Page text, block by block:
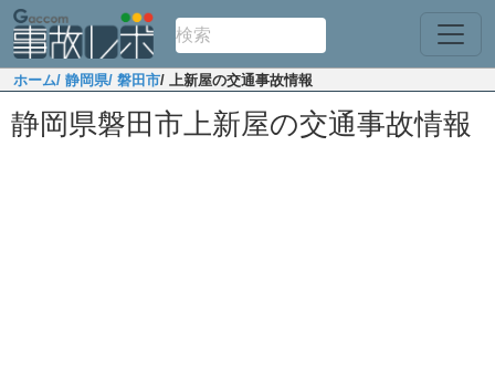
ホーム/ 静岡県/ 磐田市/ 上新屋の交通事故情報
静岡県磐田市上新屋の交通事故情報